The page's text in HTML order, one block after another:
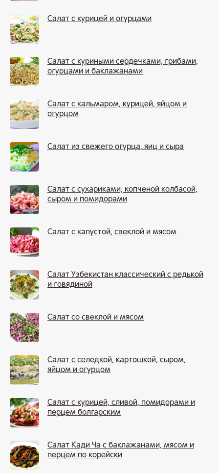
Салат с курицей и огурцами
Салат с куриными сердечками, грибами,
огурцами и баклажанами
Салат с кальмаром, курицей, яйцом и
огурцом
Салат из свежего огурца, яиц и сыра
Салат с сухариками, копченой колбасой,
сыром и помидорами
Салат с капустой, свеклой и мясом
Салат Узбекистан классический с редькой
и говядиной
Салат со свеклой и мясом
Салат с селедкой, картошкой, сыром,
яйцом и огурцом
Салат с курицей, сливой, помидорами и
перцем болгарским
Салат Кади Ча с баклажанами, мясом и
перцем по корейски